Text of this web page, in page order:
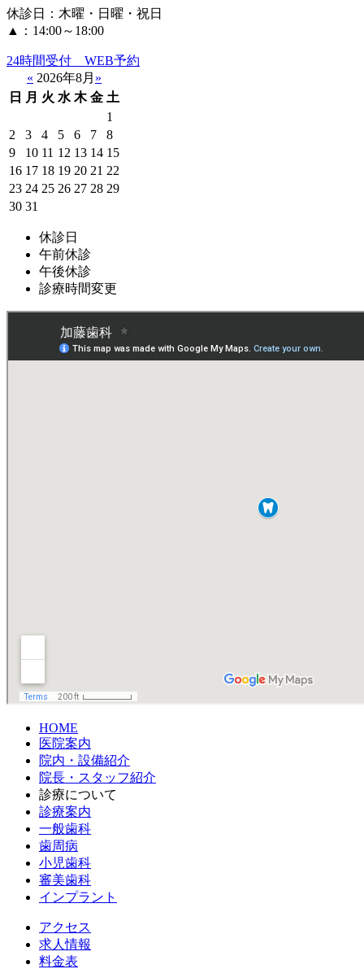
休診日：木曜・日曜・祝日
▲：14:00～18:00
24時間受付 WEB予約
« 2026年8月 »
日
月 火 水 木 金 土
1
2
3 4 5 6 7
8
9
10 11 12 13 14 15
16 17 18 19 20 21 22
23 24 25 26 27 28 29
30 31
休診日
午前休診
午後休診
診療時間変更
HOME
医院案内
院内・設備紹介
院長・スタッフ紹介
診療について
診療案内
一般歯科
歯周病
小児歯科
審美歯科
インプラント
アクセス
求人情報
料金表